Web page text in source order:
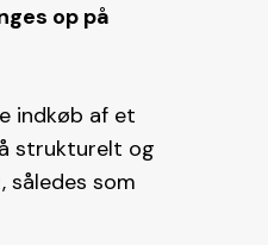
op på
indkøb af et
strukturelt og
således som